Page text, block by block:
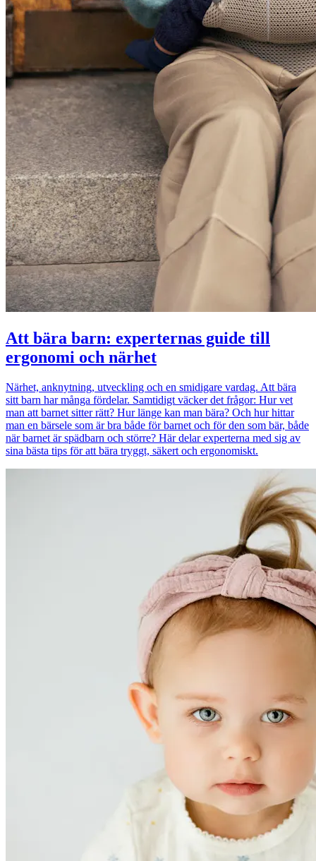
Att bära barn: experternas guide till
ergonomi och närhet
Närhet, anknytning, utveckling och en smidigare vardag. Att bära
sitt barn har många fördelar. Samtidigt väcker det frågor: Hur vet
man att barnet sitter rätt? Hur länge kan man bära? Och hur hittar
man en bärsele som är bra både för barnet och för den som bär, både
när barnet är spädbarn och större? Här delar experterna med sig av
sina bästa tips för att bära tryggt, säkert och ergonomiskt.